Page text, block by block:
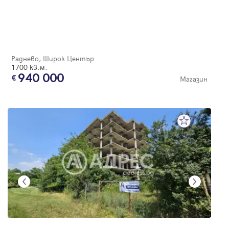
Раднево, Широк Център
1700 кв.м.
940 000 Магазин